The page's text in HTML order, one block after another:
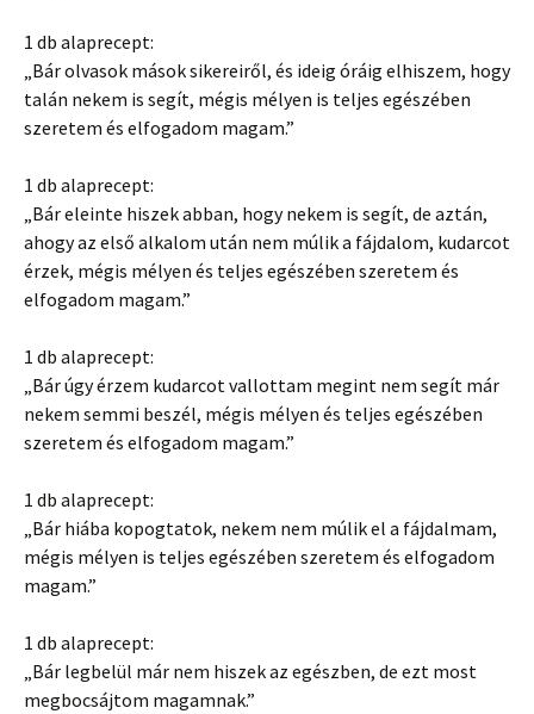
1 db alaprecept:
„Bár olvasok mások sikereiről, és ideig óráig elhiszem, hogy
talán nekem is segít, mégis mélyen is teljes egészében
szeretem és elfogadom magam.”
1 db alaprecept:
„Bár eleinte hiszek abban, hogy nekem is segít, de aztán,
ahogy az első alkalom után nem múlik a fájdalom, kudarcot
érzek, mégis mélyen és teljes egészében szeretem és
elfogadom magam.”
1 db alaprecept:
„Bár úgy érzem kudarcot vallottam megint nem segít már
nekem semmi beszél, mégis mélyen és teljes egészében
szeretem és elfogadom magam.”
1 db alaprecept:
„Bár hiába kopogtatok, nekem nem múlik el a fájdalmam,
mégis mélyen is teljes egészében szeretem és elfogadom
magam.”
1 db alaprecept:
„Bár legbelül már nem hiszek az egészben, de ezt most
megbocsájtom magamnak.”